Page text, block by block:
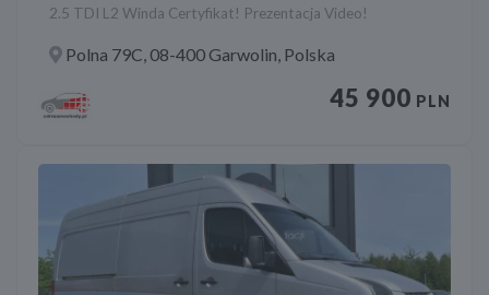
2.5 TDI L2 Winda Certyfikat! Prezentacja Video!
Polna 79C, 08-400 Garwolin, Polska
45 900 PLN